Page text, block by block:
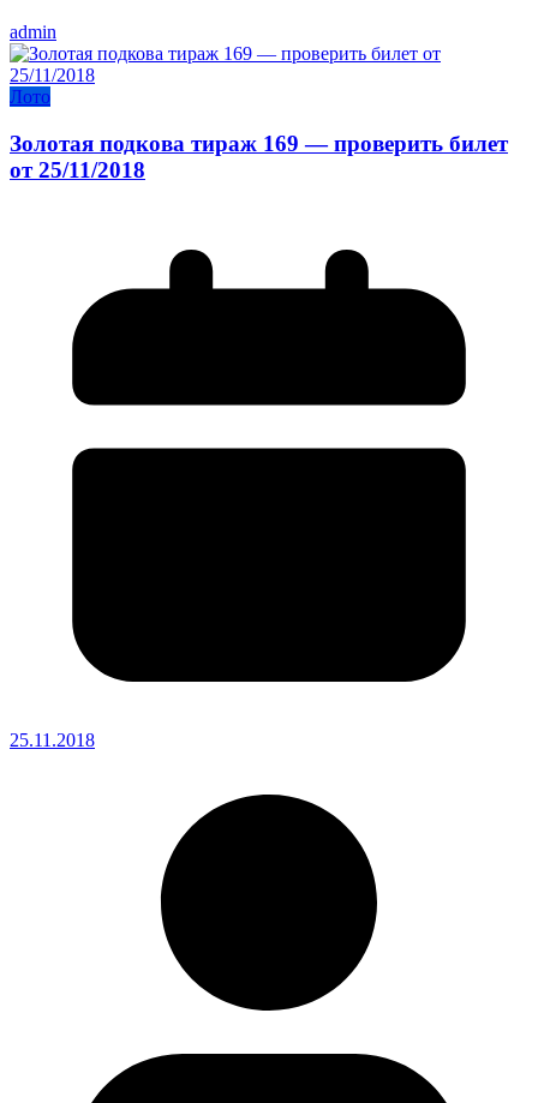
admin
Лото
Золотая подкова тираж 169 — проверить билет
от 25/11/2018
25.11.2018